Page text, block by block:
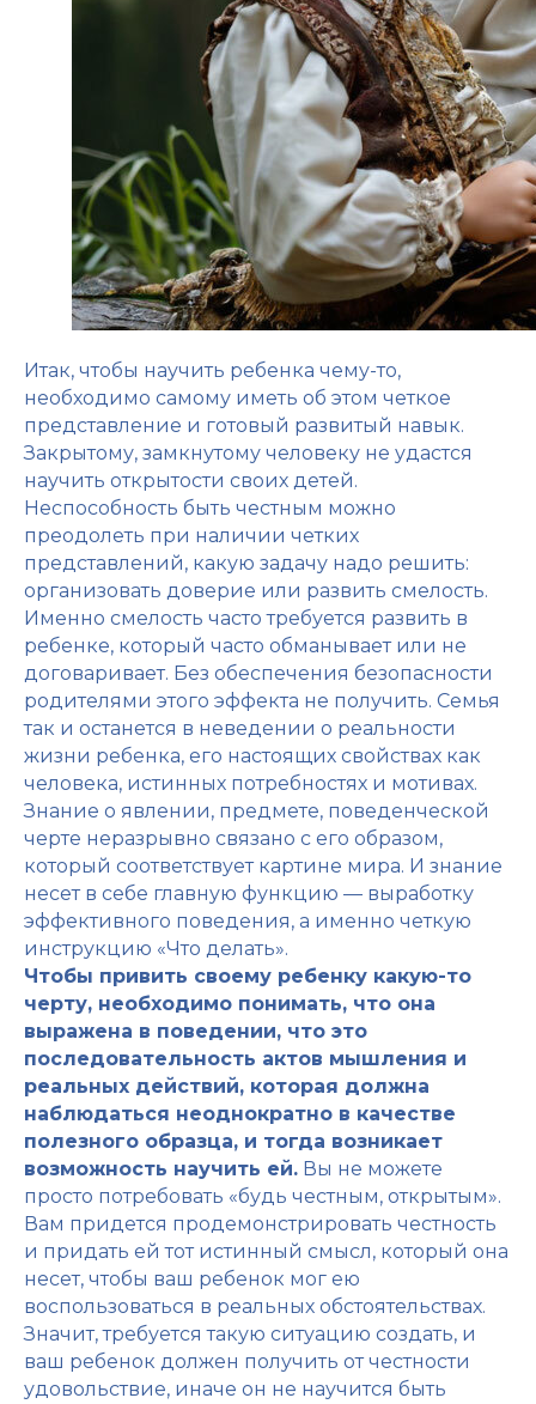
Итак, чтобы научить ребенка чему-то,
необходимо самому иметь об этом четкое
представление и готовый развитый навык.
Закрытому, замкнутому человеку не удастся
научить открытости своих детей.
Неспособность быть честным можно
преодолеть при наличии четких
представлений, какую задачу надо решить:
организовать доверие или развить смелость.
Именно смелость часто требуется развить в
ребенке, который часто обманывает или не
договаривает. Без обеспечения безопасности
родителями этого эффекта не получить. Семья
так и останется в неведении о реальности
жизни ребенка, его настоящих свойствах как
человека, истинных потребностях и мотивах.
Знание о явлении, предмете, поведенческой
черте неразрывно связано с его образом,
который соответствует картине мира. И знание
несет в себе главную функцию — выработку
эффективного поведения, а именно четкую
инструкцию «Что делать».
Чтобы привить своему ребенку какую-то
черту, необходимо понимать, что она
выражена в поведении, что это
последовательность актов мышления и
реальных действий, которая должна
наблюдаться неоднократно в качестве
полезного образца, и тогда возникает
возможность научить ей. Вы не можете
просто потребовать «будь честным, открытым».
Вам придется продемонстрировать честность
и придать ей тот истинный смысл, который она
несет, чтобы ваш ребенок мог ею
воспользоваться в реальных обстоятельствах.
Значит, требуется такую ситуацию создать, и
ваш ребенок должен получить от честности
удовольствие, иначе он не научится быть